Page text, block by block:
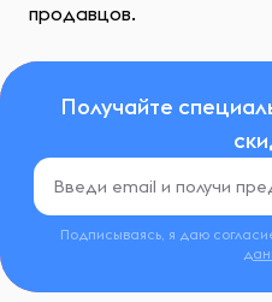
продавцов.
Получайте
Подписываясь, я даю